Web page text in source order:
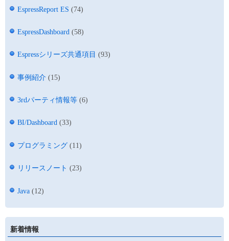
EspressReport ES (74)
EspressDashboard (58)
Espressシリーズ共通項目 (93)
事例紹介 (15)
3rdパーティ情報等 (6)
BI/Dashboard (33)
プログラミング (11)
リリースノート (23)
Java (12)
新着情報